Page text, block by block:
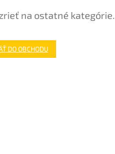
na ostatné kategórie.
DO OBCHODU